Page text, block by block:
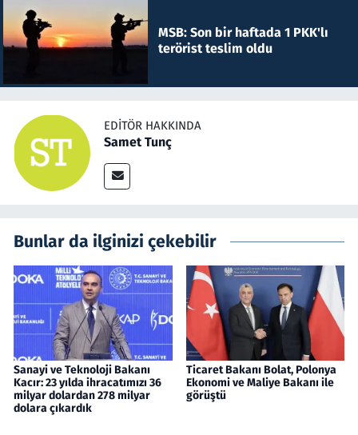
MSB: Son bir haftada 1 PKK'lı
terörist teslim oldu
EDITÖR HAKKINDA
Samet Tunç
Bunlar da ilginizi çekebilir
Sanayi ve Teknoloji Bakanı
Kacır: 23 yılda ihracatımızı 36
milyar dolardan 278 milyar
dolara çıkardık
Ticaret Bakanı Bolat, Polonya
Ekonomi ve Maliye Bakanı ile
görüştü